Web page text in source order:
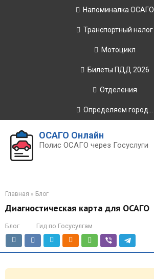
Напоминалка ОСАГО
Транспортный налог
Мотоцикл
Билеты ПДД 2026
Отделения
Определяем город...
ОСАГО Онлайн
Полис ОСАГО через Госуслуги
Главная » Блог
Диагностическая карта для ОСАГО
Блог Гид по Госусулгам